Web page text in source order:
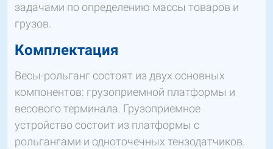
задачами по определению массы товаров и
грузов.
Комплектация
Весы-рольганг состоят из двух основных
компонентов: грузоприемной платформы и
весового терминала. Грузоприемное
устройство состоит из платформы с
рольгангами и одноточечных тензодатчиков.